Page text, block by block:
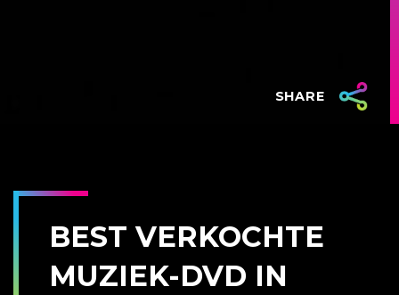
SHARE
BEST VERKOCHTE
MUZIEK-DVD IN